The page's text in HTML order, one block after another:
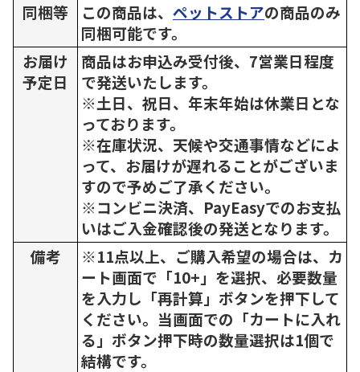
同梱等
この商品は、 ペットストアの商品のみ
同梱可能です。
お届け
予定日
商品はお申込み受付後、7営業日程度
で発送いたします。
※土日、祝日、年末年始は休業日とな
っております。
※在庫状況、天候や交通事情などによ
って、お届けが遅れることがございま
すので予めご了承ください。
※コンビニ決済、PayEasyでのお支払
いはご入金確認後の発送となります。
備考
※11点以上、ご購入希望の場合は、カ
ート画面で「10+」を選択、必要数量
を入力し「再計算」ボタンを押下して
ください。当画面での「カートに入れ
る」ボタン押下時の数量選択は1個で
結構です。